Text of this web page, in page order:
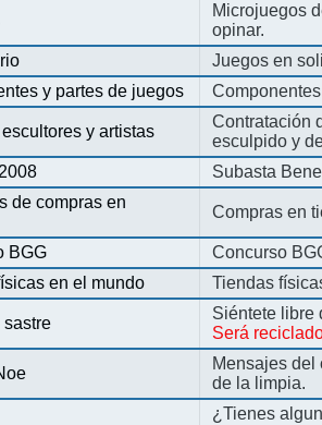
Microjuegos
opinar.
Juegos en
y partes de juegos
y artistas
Contratación
esculpido y
Subasta
de compras en
Compras en
BGG
Concurso
en el mundo
Tiendas
sastre
Siéntete libre
Será
Mensajes del
de la limpia.
¿Tienes